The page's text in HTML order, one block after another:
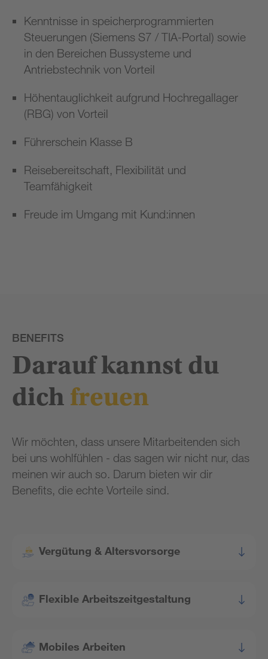
Kenntnisse in speicherprogrammierten
Steuerungen (Siemens S7 / TIA-Portal) sowie
in den Bereichen Bussysteme und
Antriebstechnik von Vorteil
Höhentauglichkeit aufgrund Hochregallager
(RBG) von Vorteil
Führerschein Klasse B
Reisebereitschaft, Flexibilität und
Teamfähigkeit
Freude im Umgang mit Kund:innen
BENEFITS
Darauf kannst du
dich freuen
Wir möchten, dass unsere Mitarbeitenden sich
bei uns wohlfühlen - das sagen wir nicht nur, das
meinen wir auch so. Darum bieten wir dir
Benefits, die echte Vorteile sind.
Vergütung & Altersvorsorge
Flexible Arbeits­zeitgestaltung
Mobiles Arbeiten